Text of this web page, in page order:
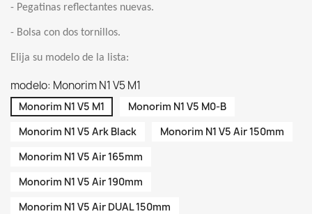
- Pegatinas reflectantes nuevas.
- Bolsa con dos tornillos.
Elija su modelo de la lista:
modelo: Monorim N1 V5 M1
Monorim N1 V5 M1
Monorim N1 V5 M0-B
Monorim N1 V5 Ark Black
Monorim N1 V5 Air 150mm
Monorim N1 V5 Air 165mm
Monorim N1 V5 Air 190mm
Monorim N1 V5 Air DUAL 150mm